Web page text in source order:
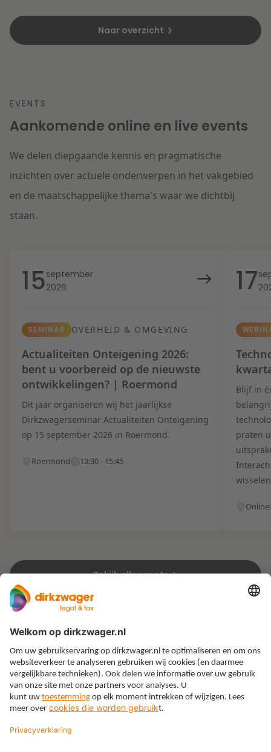
Naar overzicht
EVENTS
Aankomende online en live events
We delen diepgaande kennis en pragmatische
inzichten over actuele onderwerpen in het vakgebied
en de maatschappelijke thema's waar we dichtbij
staan.
15september
2026
SEMINAR OVERHEID & OMGEVING
Actualiteiten Onteigening 2026:
bent u voorbereid op de nieuwste
ontwikkelingen? | Roermond
Dit jaar organiseren wij het jaarlijkse
Dirkzwagerseminar Actualiteiten Onteigening
op 15 september 2026 in Roermond.
Roermond 13:30 - 15:45
17
Blijf in
praten
Online
Bekijk alle events
Expertises
Thema’s